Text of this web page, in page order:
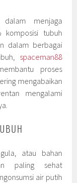
menjaga
komposisi tubuh
dalam berbagai
spaceman88
proses
mengabaikan
mengalami
atau bahan
paling sehat
air putih